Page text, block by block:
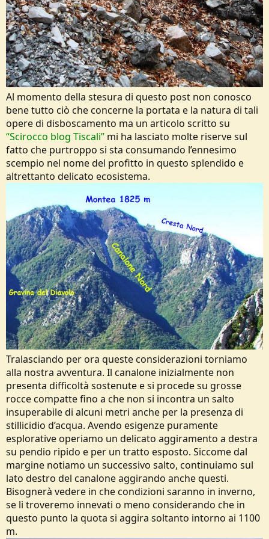
Al momento della stesura di questo post non conosco
bene tutto ciò che concerne la portata e la natura di tali
opere di disboscamento ma un articolo scritto su
“Scirocco blog Tiscali” mi ha lasciato molte riserve sul
fatto che purtroppo si sta consumando l’ennesimo
scempio nel nome del profitto in questo splendido e
altrettanto delicato ecosistema.
Tralasciando per ora queste considerazioni torniamo
alla nostra avventura. Il canalone inizialmente non
presenta difficoltà sostenute e si procede su grosse
rocce compatte fino a che non si incontra un salto
insuperabile di alcuni metri anche per la presenza di
stillicidio d’acqua. Avendo esigenze puramente
esplorative operiamo un delicato aggiramento a destra
su pendio ripido e per un tratto esposto. Siccome dal
margine notiamo un successivo salto, continuiamo sul
lato destro del canalone aggirando anche questi.
Bisognerà vedere in che condizioni saranno in inverno,
se li troveremo innevati o meno considerando che in
questo punto la quota si aggira soltanto intorno ai 1100
m.